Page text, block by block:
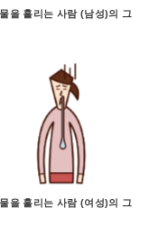
을 흘리는 사람 (남성)의 그
을 흘리는 사람 (여성)의 그